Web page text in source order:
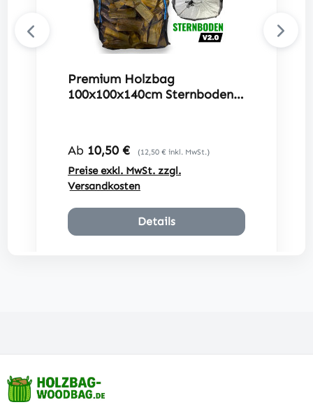
Premium Holzbag
100x100x140cm Sternboden,
Regulärer Preis:
Ab 10,50 € (12,50 € inkl. MwSt.)
Preise exkl. MwSt. zzgl.
Versandkosten
Details